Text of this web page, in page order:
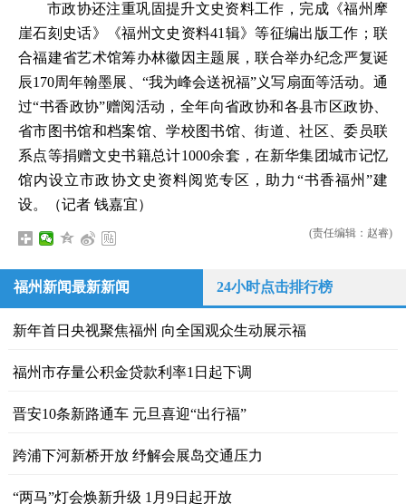
市政协还注重巩固提升文史资料工作，完成《福州摩
崖石刻史话》《福州文史资料41辑》等征编出版工作；联
合福建省艺术馆筹办林徽因主题展，联合举办纪念严复诞
辰170周年翰墨展、“我为峰会送祝福”义写扇面等活动。通
过“书香政协”赠阅活动，全年向省政协和各县市区政协、
省市图书馆和档案馆、学校图书馆、街道、社区、委员联
系点等捐赠文史书籍总计1000余套，在新华集团城市记忆
馆内设立市政协文史资料阅览专区，助力“书香福州”建
设。（记者 钱嘉宜）
(责任编辑：赵睿)
福州新闻最新新闻 24小时点击排行榜
新年首日央视聚焦福州 向全国观众生动展示福
福州市存量公积金贷款利率1日起下调
晋安10条新路通车 元旦喜迎“出行福”
跨浦下河新桥开放 纾解会展岛交通压力
“两马”灯会焕新升级 1月9日起开放